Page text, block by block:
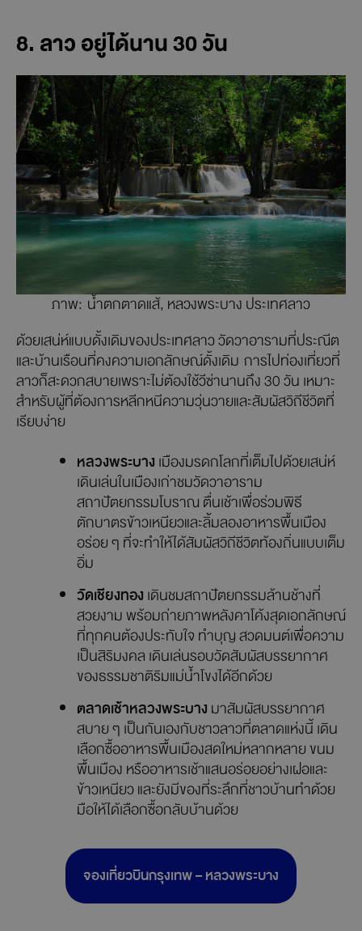
8. ลาว อยู่ได้นาน 30 วัน
ภาพ: น้ำตกตาดแส้, หลวงพระบาง ประเทศลาว
ด้วยเสน่ห์แบบดั้งเดิมของประเทศลาว วัดวาอารามที่ประณีต
และบ้านเรือนที่คงความเอกลักษณ์ดั้งเดิม การไปท่องเที่ยวที่
ลาวก็สะดวกสบายเพราะไม่ต้องใช้วีซ่านานถึง 30 วัน เหมาะ
สำหรับผู้ที่ต้องการหลีกหนีความวุ่นวายและสัมผัสวิถีชีวิตที่
เรียบง่าย
หลวงพระบาง เมืองมรดกโลกที่เต็มไปด้วยเสน่ห์
เดินเล่นในเมืองเก่าชมวัดวาอาราม
สถาปัตยกรรมโบราณ ตื่นเช้าเพื่อร่วมพิธี
ตักบาตรข้าวเหนียวและลิ้มลองอาหารพื้นเมือง
อร่อย ๆ ที่จะทำให้ได้สัมผัสวิถีชีวิตท้องถิ่นแบบเต็ม
อิ่ม
วัดเชียงทอง เดินชมสถาปัตยกรรมล้านช้างที่
สวยงาม พร้อมถ่ายภาพหลังคาโค้งสุดเอกลักษณ์
ที่ทุกคนต้องประทับใจ ทำบุญ สวดมนต์เพื่อความ
เป็นสิริมงคล เดินเล่นรอบวัดสัมผัสบรรยากาศ
ของธรรมชาติริมแม่น้ำโขงได้อีกด้วย
ตลาดเช้าหลวงพระบาง มาสัมผัสบรรยากาศ
สบาย ๆ เป็นกันเองกับชาวลาวที่ตลาดแห่งนี้ เดิน
เลือกซื้ออาหารพื้นเมืองสดใหม่หลากหลาย ขนม
พื้นเมือง หรืออาหารเช้าแสนอร่อยอย่างเฝอและ
ข้าวเหนียว และยังมีของที่ระลึกที่ชาวบ้านทำด้วย
มือให้ได้เลือกซื้อกลับบ้านด้วย
จองเที่ยวบินกรุงเทพ – หลวงพระบาง